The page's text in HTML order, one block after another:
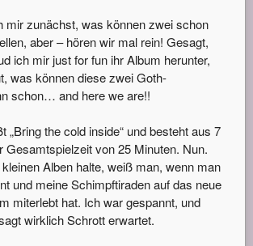
mir zunächst, was können zwei schon
aber – hören wir mal rein! Gesagt,
ich mir just for fun ihr Album herunter,
was können diese zwei Goth-
schon… and here we are!!
„Bring the cold inside“ und besteht aus 7
Gesamtspielzeit von 25 Minuten. Nun.
Alben halte, weiß man, wenn man
und meine Schimpftiraden auf das neue
miterlebt hat. Ich war gespannt, und
wirklich Schrott erwartet.